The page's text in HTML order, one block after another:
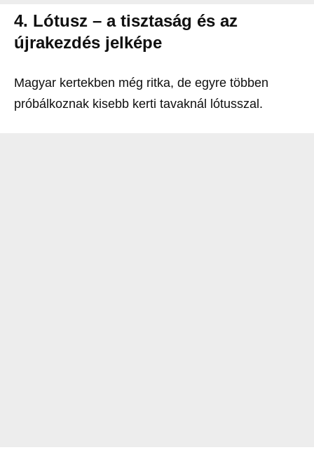
4. Lótusz – a tisztaság és az
újrakezdés jelképe
Magyar kertekben még ritka, de egyre többen
próbálkoznak kisebb kerti tavaknál lótusszal.